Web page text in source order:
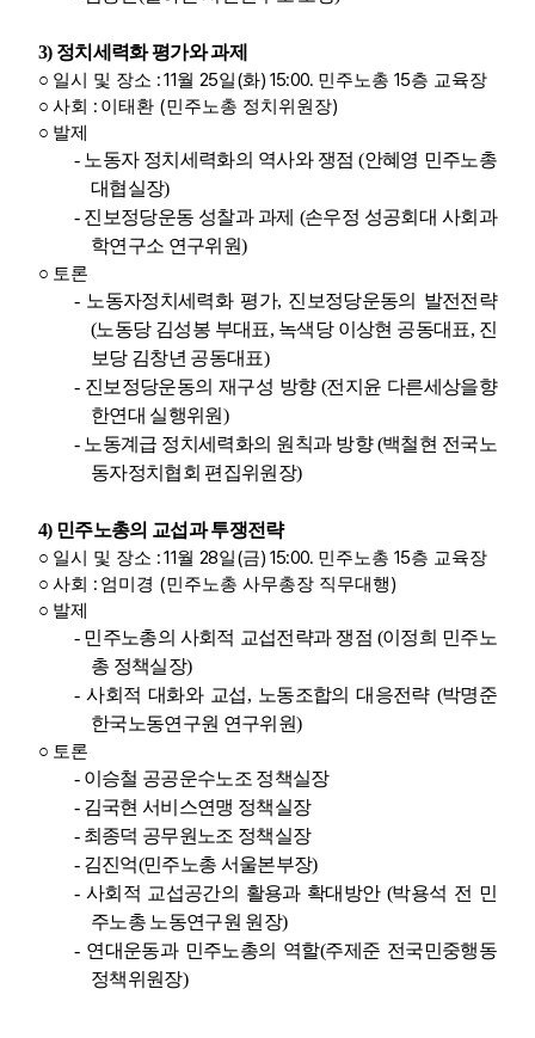
3) 정치세력화 평가와 과제
○ 일시 및 장소 : 11월25일(화) 15:00. 민주노총15층 교육장
○ 사회 : 이태환 (민주노총 정치위원장)
○ 발제
- 노동자 정치세력화의 역사와 쟁점(안혜영 민주노총
대협실장)
- 진보정당운동 성찰과 과제 (손우정 성공회대 사회과
학연구소 연구위원)
○ 토론
- 노동자정치세력화 평가, 진보정당운동의 발전전략
(노동당 김성봉 부대표, 녹색당 이상현 공동대표, 진
보당 김창년 공동대표)
- 진보정당운동의 재구성 방향 (전지윤 다른세상을향
한연대 실행위원)
- 노동계급 정치세력화의 원칙과 방향(백철현 전국노
동자정치협회 편집위원장)
4) 민주노총의 교섭과 투쟁전략
○ 일시 및 장소 : 11월28일(금) 15:00. 민주노총15층 교육장
○ 사회 : 엄미경 (민주노총 사무총장 직무대행)
○ 발제
- 민주노총의 사회적 교섭전략과 쟁점 (이정희 민주노
총 정책실장)
-사회적 대화와 교섭, 노동조합의 대응전략 (박명준
한국노동연구원 연구위원)
○ 토론
- 이승철 공공운수노조 정책실장
- 김국현 서비스연맹 정책실장
- 최종덕 공무원노조 정책실장
- 김진억(민주노총 서울본부장)
- 사회적 교섭공간의 활용과 확대방안 (박용석 전 민
주노총 노동연구원 원장)
- 연대운동과 민주노총의 역할(주제준 전국민중행동
정책위원장)